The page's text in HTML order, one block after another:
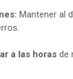
Mantener al
a las horas de